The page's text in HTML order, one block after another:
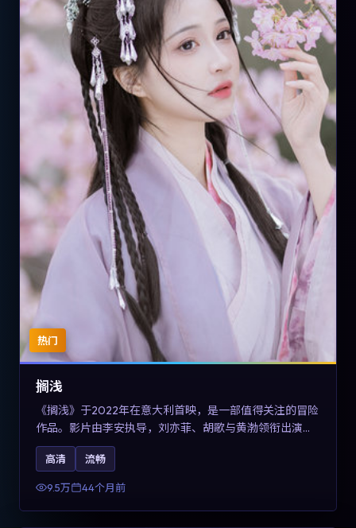
热门
搁浅
《搁浅》于2022年在意大利首映，是一部值得关注的冒险
作品。影片由李安执导，刘亦菲、胡歌与黄渤领衔出演。
剧情用喜剧外壳包裹对现实规则的温和反讽，整体完成度
高，适合希望了解意大利冒险类型创作的观众在线观看。
高清 流畅
9.5万 44个月前